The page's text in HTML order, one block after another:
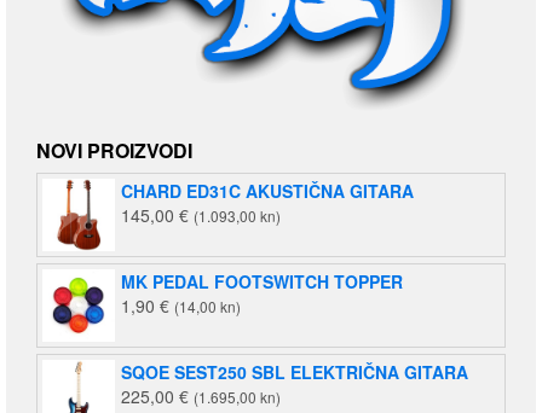
NOVI PROIZVODI
CHARD ED31C AKUSTIČNA GITARA
145,00 € (1.093,00 kn)
MK PEDAL FOOTSWITCH TOPPER
1,90 € (14,00 kn)
SQOE SEST250 SBL ELEKTRIČNA GITARA
225,00 € (1.695,00 kn)